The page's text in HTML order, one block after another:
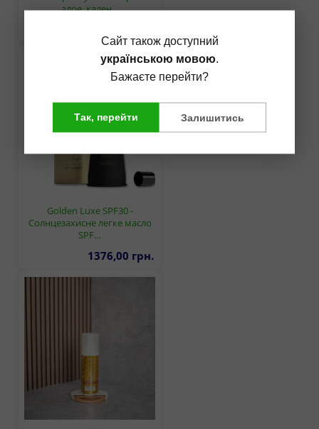
алое, кален…
Golden Luxe SPF30 -
Солнцезахисне легке масло
SPF…
1376,00 грн.
Сайт також доступний
українською мовою
Бажаєте перейти?
Так, перейти Залишитись